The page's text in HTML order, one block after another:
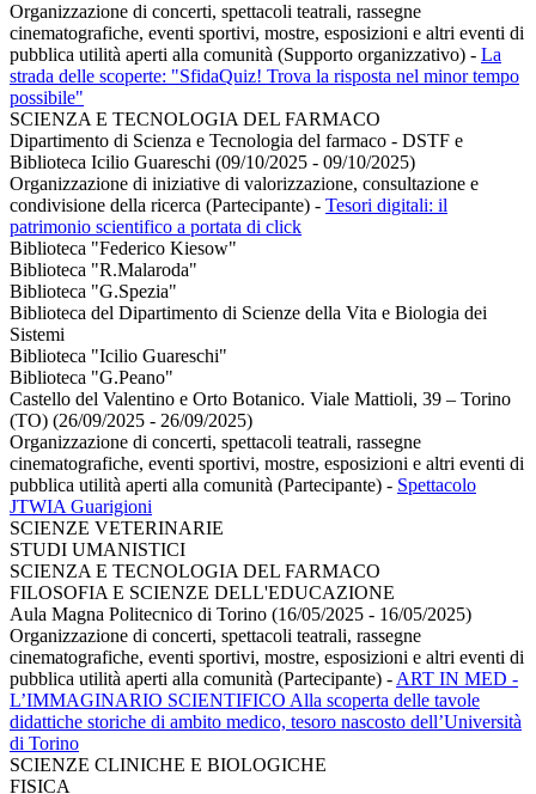
Organizzazione di concerti, spettacoli teatrali, rassegne
cinematografiche, eventi sportivi, mostre, esposizioni e altri eventi di
pubblica utilità aperti alla comunità (Supporto organizzativo) - La
strada delle scoperte: "SfidaQuiz! Trova la risposta nel minor tempo
possibile"
SCIENZA E TECNOLOGIA DEL FARMACO
Dipartimento di Scienza e Tecnologia del farmaco - DSTF e
Biblioteca Icilio Guareschi (09/10/2025 - 09/10/2025)
Organizzazione di iniziative di valorizzazione, consultazione e
condivisione della ricerca (Partecipante) - Tesori digitali: il
patrimonio scientifico a portata di click
Biblioteca "Federico Kiesow"
Biblioteca "R.Malaroda"
Biblioteca "G.Spezia"
Biblioteca del Dipartimento di Scienze della Vita e Biologia dei
Sistemi
Biblioteca "Icilio Guareschi"
Biblioteca "G.Peano"
Castello del Valentino e Orto Botanico. Viale Mattioli, 39 – Torino
(TO) (26/09/2025 - 26/09/2025)
Organizzazione di concerti, spettacoli teatrali, rassegne
cinematografiche, eventi sportivi, mostre, esposizioni e altri eventi di
pubblica utilità aperti alla comunità (Partecipante) - Spettacolo
JTWIA Guarigioni
SCIENZE VETERINARIE
STUDI UMANISTICI
SCIENZA E TECNOLOGIA DEL FARMACO
FILOSOFIA E SCIENZE DELL'EDUCAZIONE
Aula Magna Politecnico di Torino (16/05/2025 - 16/05/2025)
Organizzazione di concerti, spettacoli teatrali, rassegne
cinematografiche, eventi sportivi, mostre, esposizioni e altri eventi di
pubblica utilità aperti alla comunità (Partecipante) - ART IN MED -
L’IMMAGINARIO SCIENTIFICO Alla scoperta delle tavole
didattiche storiche di ambito medico, tesoro nascosto dell’Università
di Torino
SCIENZE CLINICHE E BIOLOGICHE
FISICA